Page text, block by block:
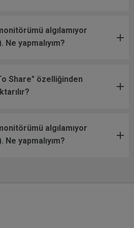
algılamıyor
yapmalıyım?
Share" özelliğinden
algılamıyor
yapmalıyım?